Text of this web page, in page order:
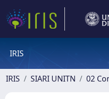
IRIS
IRIS SIARI UNITN 02